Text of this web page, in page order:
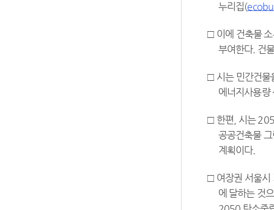
누리집(
□ 이에 건축물
부여한다. 건
□ 시는 민간건물
에너지사용량
□ 한편, 시는
공공건축물
계획이다.
□ 여장권 서울시
에 달하는 것